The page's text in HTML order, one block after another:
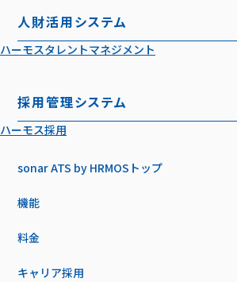
人財活用システム
ハーモスタレントマネジメント
採用管理システム
ハーモス採用
sonar ATS by HRMOS トップ
機能
料金
キャリア採用